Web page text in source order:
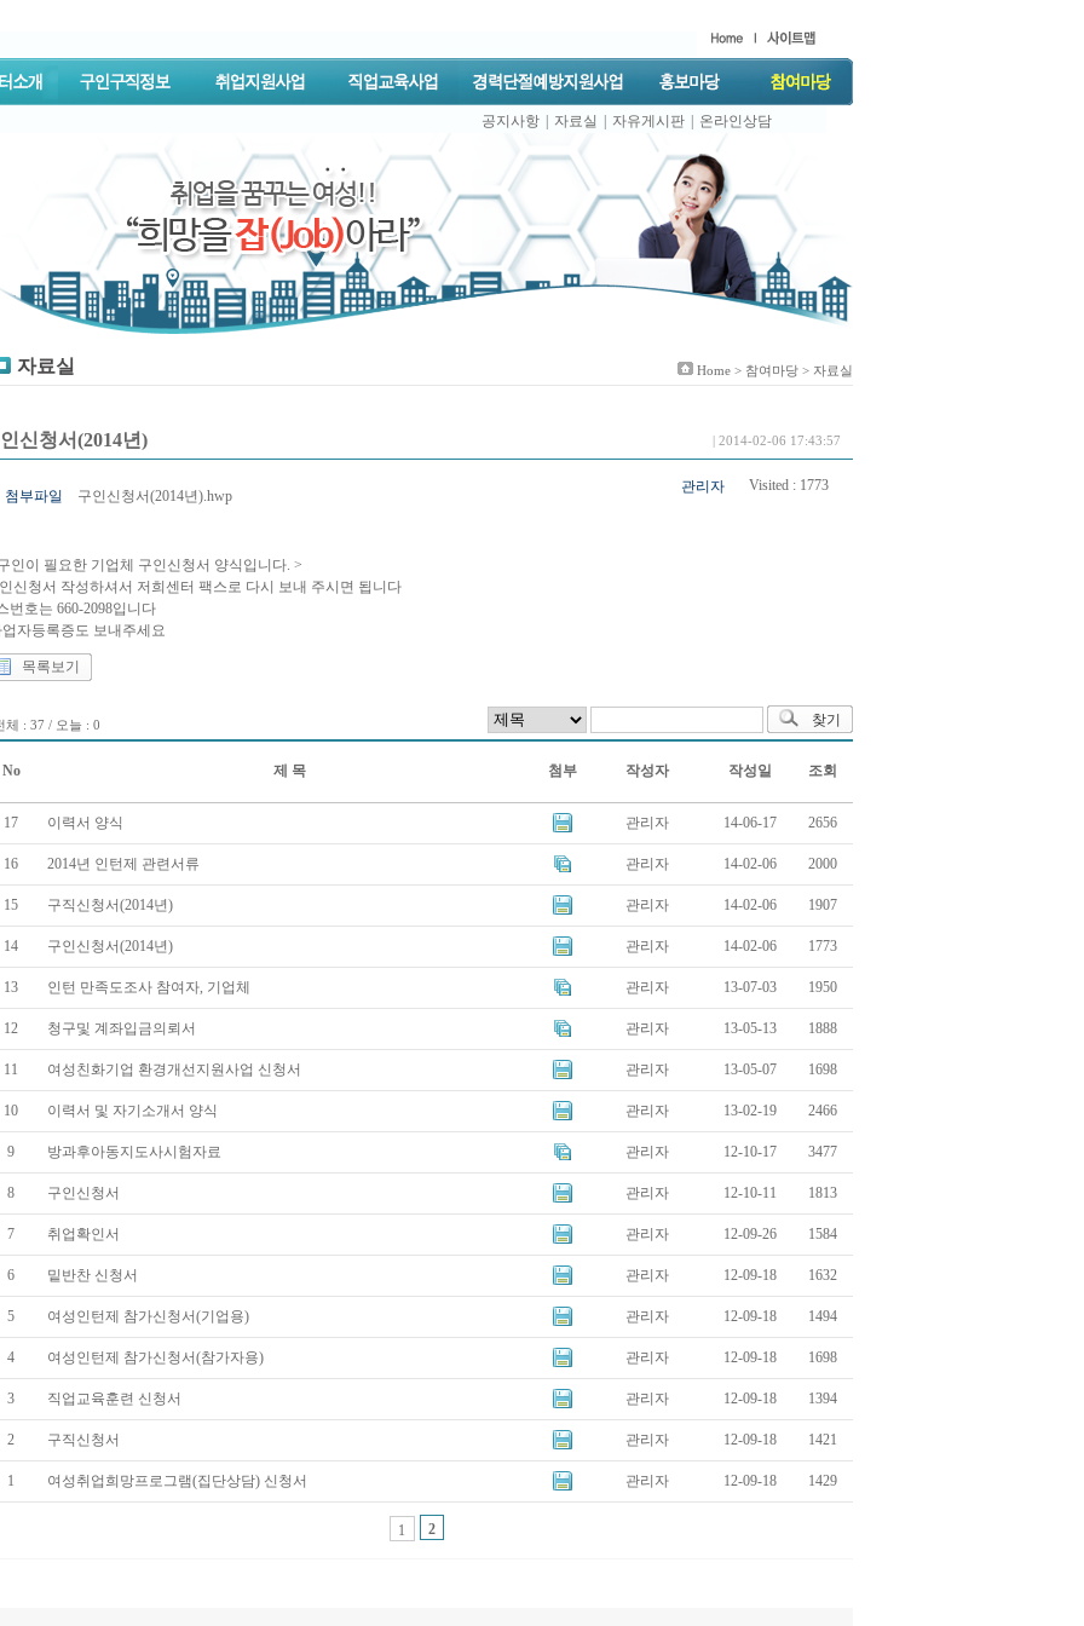
공지사항 자료실 자유게시판 온라인상담
자료실 Home > 참여마당 > 자료실
신청서(2014년) | 2014-02-06 17:43:57
관리자 Visited : 1773
첨부파일 구인신청서(2014년).hwp
인이 필요한 기업체 구인신청서 양식입니다. >
신청서 작성하셔서 저희센터 팩스로 다시 보내 주시면 됩니다
번호는 660-2098입니다
자등록증도 보내주세요
목록보기
체 : 37 / 오늘 : 0
No 제 목 첨부 작성자 작성일 조회
17 이력서 양식 관리자 14-06-17 2656
16 2014년 인턴제 관련서류 관리자 14-02-06 2000
15 구직신청서(2014년) 관리자 14-02-06 1907
14 구인신청서(2014년) 관리자 14-02-06 1773
13 인턴 만족도조사 참여자, 기업체 관리자 13-07-03 1950
12 청구및 계좌입금의뢰서 관리자 13-05-13 1888
11 여성친화기업 환경개선지원사업 신청서 관리자 13-05-07 1698
10 이력서 및 자기소개서 양식 관리자 13-02-19 2466
9 방과후아동지도사시험자료 관리자 12-10-17 3477
8 구인신청서 관리자 12-10-11 1813
7 취업확인서 관리자 12-09-26 1584
6 밑반찬 신청서 관리자 12-09-18 1632
5 여성인턴제 참가신청서(기업용) 관리자 12-09-18 1494
4 여성인턴제 참가신청서(참가자용) 관리자 12-09-18 1698
3 직업교육훈련 신청서 관리자 12-09-18 1394
2 구직신청서 관리자 12-09-18 1421
1 여성취업희망프로그램(집단상담) 신청서 관리자 12-09-18 1429
1 2